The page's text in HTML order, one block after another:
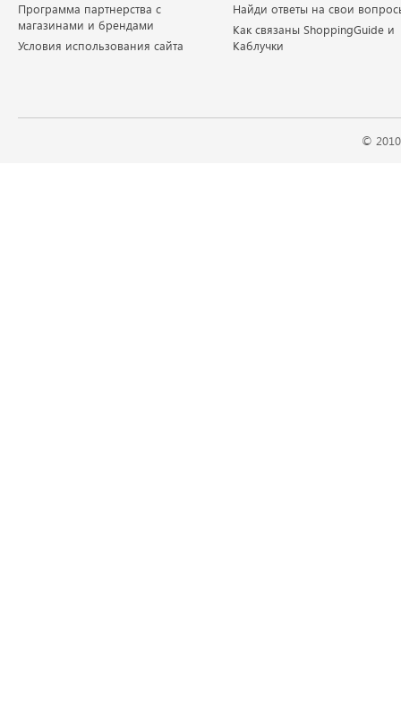
Программа партнерства с
магазинами и брендами
Условия использования сайта
Найди ответы на свои
Как связаны ShoppingGuide и
Каблучки
©